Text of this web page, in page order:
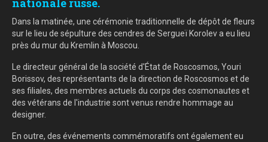
nationale russe.
Dans la matinée, une cérémonie traditionnelle de dépôt de fleurs
sur le lieu de sépulture des cendres de Sergueï Korolev a eu lieu
près du mur du Kremlin à Moscou.
Le directeur général de la société d'État de Roscosmos, Youri
Borissov, des représentants de la direction de Roscosmos et de
ses filiales, des membres actuels du corps des cosmonautes et
des vétérans de l'industrie sont venus rendre hommage au
designer.
En outre, des événements commémoratifs ont également eu